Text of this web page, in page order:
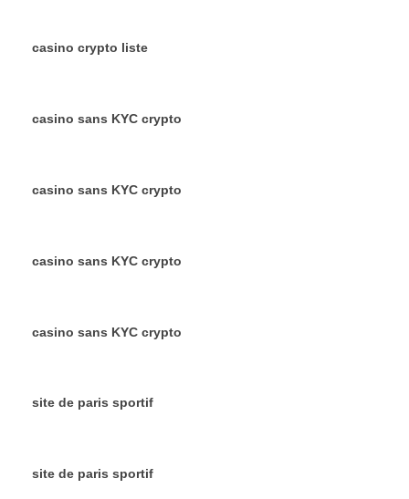
casino crypto liste
casino sans KYC crypto
casino sans KYC crypto
casino sans KYC crypto
casino sans KYC crypto
site de paris sportif
site de paris sportif